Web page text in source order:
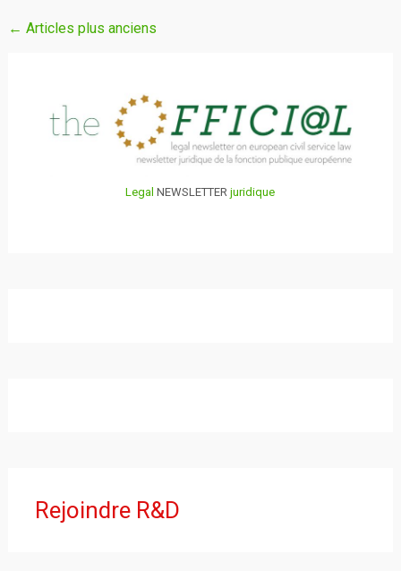
Navigation
← Articles plus anciens
Legal NEWSLETTERjuridique
Rejoindre R&D